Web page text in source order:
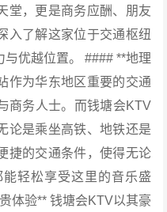
堂，更是商务应酬、朋友
入了解这家位于交通枢纽
优越位置。 #### **地理
作为华东地区重要的交通
商务人士。而钱塘会KTV
论是乘坐高铁、地铁还是
捷的交通条件，使得无论
轻松享受这里的音乐盛
体验** 钱塘会KTV以其豪